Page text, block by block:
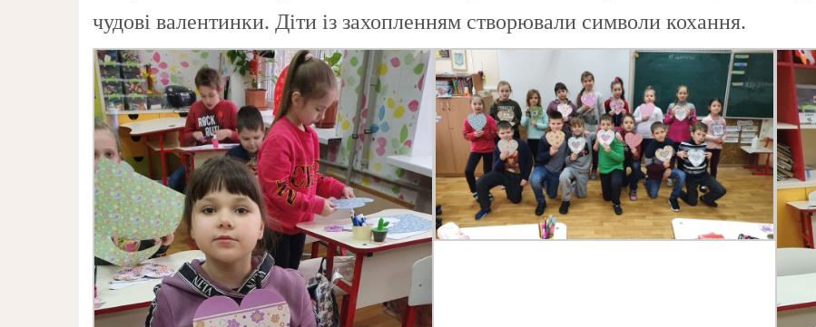
чудові валентинки. Діти із захопленням створювали символи кохання.